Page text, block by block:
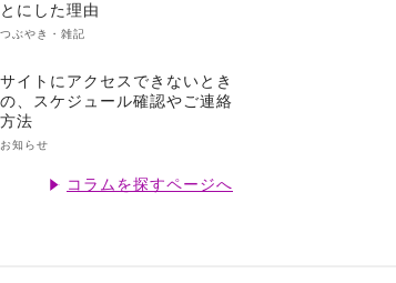
とにした理由
つぶやき・雑記
サイトにアクセスできないとき
の、スケジュール確認やご連絡
方法
お知らせ
コラムを探すページへ